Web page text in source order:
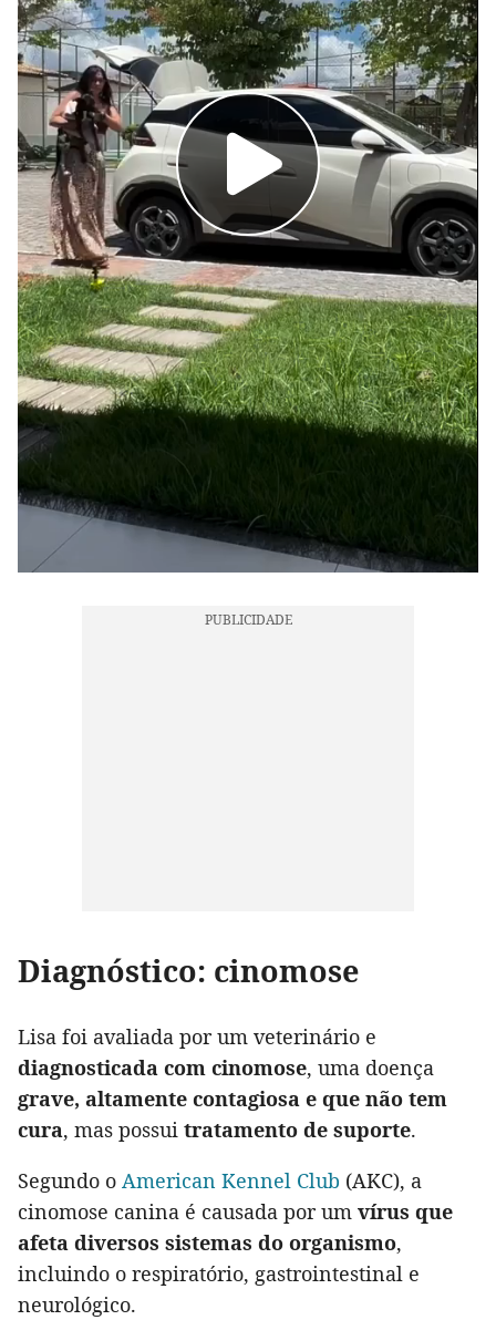
Diagnóstico: cinomose
Lisa foi avaliada por um veterinário e
diagnosticada com cinomose, uma doença
grave, altamente contagiosa e que não tem
cura, mas possui tratamento de suporte.
Segundo o American Kennel Club (AKC), a
cinomose canina é causada por um vírus que
afeta diversos sistemas do organismo,
incluindo o respiratório, gastrointestinal e
neurológico.